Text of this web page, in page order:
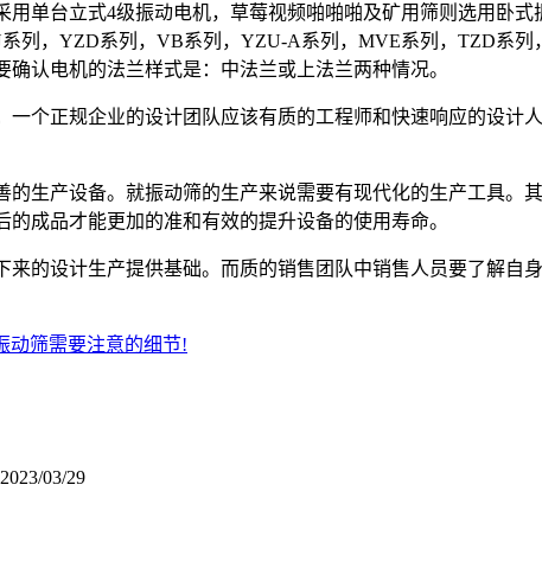
台立式4级振动电机，草莓视频啪啪啪及矿用筛则选用卧式
列，YZD系列，VB系列，YZU-A系列，MVE系列，TZD系
认电机的法兰样式是：中法兰或上法兰两种情况。
正规企业的设计团队应该有质的工程师和快速响应的设计
产设备。就振动筛的生产来说需要有现代化的生产工具。
成品才能更加的准和有效的提升设备的使用寿命。
设计生产提供基础。而质的销售团队中销售人员要了解自
动筛需要注意的细节!
2023/03/29